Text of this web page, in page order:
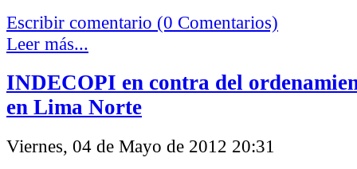
Escribir comentario (0 Comentarios)
Leer más...
INDECOPI en contra del
en Lima Norte
Viernes, 04 de Mayo de 2012 20:31